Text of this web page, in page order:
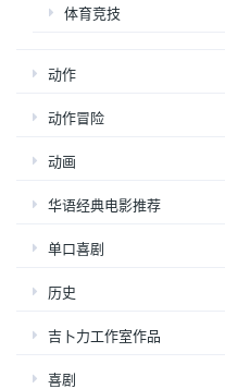
体育竞技
动作
动作冒险
动画
华语经典电影推荐
单口喜剧
历史
吉卜力工作室作品
喜剧